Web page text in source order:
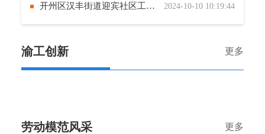
开州区汉丰街道迎宾社区工会联合会开展“岁月不负 温暖同行”第三季职工集体生日会 2024-10-10 10:19:44
渝工创新 更多
劳动模范风采 更多